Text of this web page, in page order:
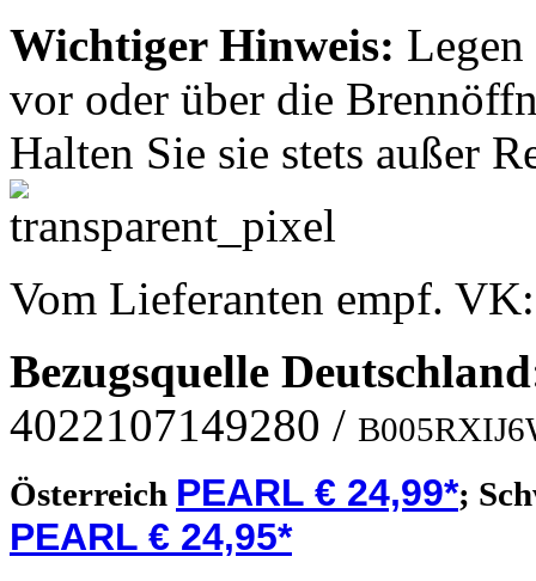
Wichtiger Hinweis:
vor oder über die
Halten Sie sie stets außer
Vom Lieferanten empf.
Bezugsquelle Deutschland
4022107149280 /
Österreich PEARL € 24,99*;
PEARL € 24,95*